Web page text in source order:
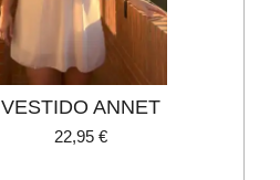
VESTIDO ANNET
22,95 €